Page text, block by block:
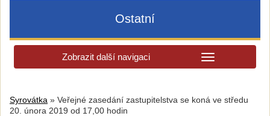
Ostatní
Zobrazit další navigaci
Syrovátka » Veřejné zasedání zastupitelstva se koná ve středu
20. února 2019 od 17,00 hodin